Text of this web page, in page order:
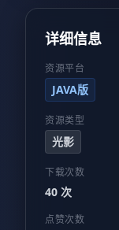
详细信息
资源平台
JAVA版
资源类型
光影
下载次数
40 次
点赞次数